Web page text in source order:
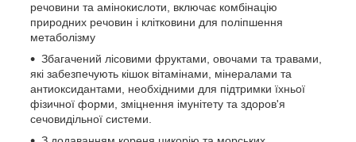
речовини та амінокислоти, включає комбінацію
природних речовин і клітковини для поліпшення
метаболізму
Збагачений лісовими фруктами, овочами та травами,
які забезпечують кішок вітамінами, мінералами та
антиоксидантами, необхідними для підтримки їхньої
фізичної форми, зміцнення імунітету та здоров'я
сечовидільної системи.